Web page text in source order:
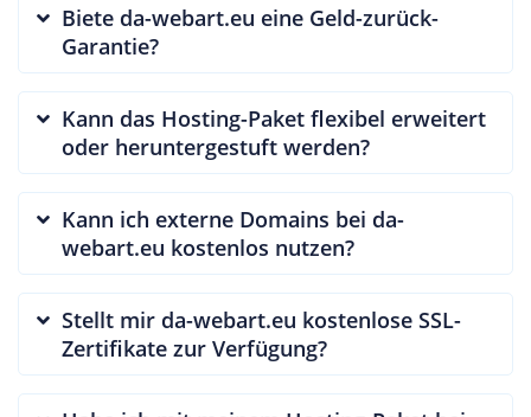
Biete da-webart.eu eine Geld-zurück-
Garantie?
Kann das Hosting-Paket flexibel erweitert
oder heruntergestuft werden?
Kann ich externe Domains bei da-
webart.eu kostenlos nutzen?
Stellt mir da-webart.eu kostenlose SSL-
Zertifikate zur Verfügung?